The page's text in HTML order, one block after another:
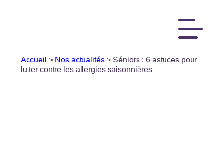
Accueil > Nos actualités > Séniors : 6 astuces pour
lutter contre les allergies saisonnières